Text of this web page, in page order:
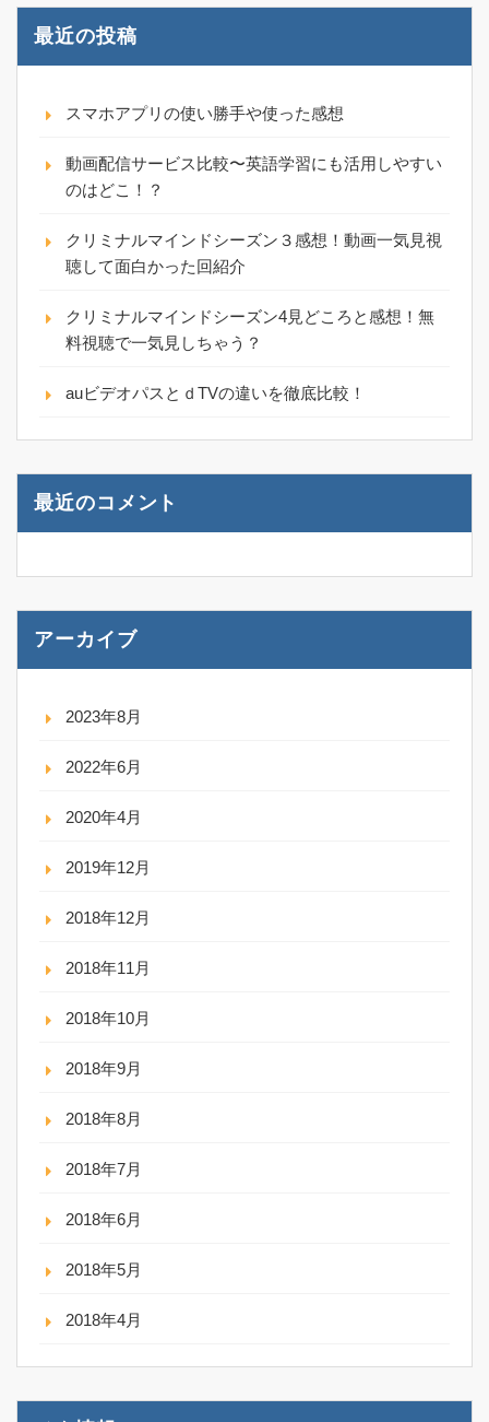
最近の投稿
スマホアプリの使い勝手や使った感想
動画配信サービス比較〜英語学習にも活用しやすい
のはどこ！？
クリミナルマインドシーズン３感想！動画一気見視
聴して面白かった回紹介
クリミナルマインドシーズン4見どころと感想！無
料視聴で一気見しちゃう？
auビデオパスとｄTVの違いを徹底比較！
最近のコメント
アーカイブ
2023年8月
2022年6月
2020年4月
2019年12月
2018年12月
2018年11月
2018年10月
2018年9月
2018年8月
2018年7月
2018年6月
2018年5月
2018年4月